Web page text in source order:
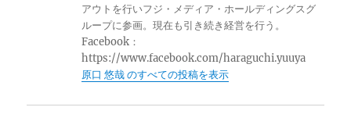
アウトを行いフジ・メディア・ホールディングスグ
ループに参画。現在も引き続き経営を行う。
Facebook：
https://www.facebook.com/haraguchi.yuuya
原口 悠哉 のすべての投稿を表示